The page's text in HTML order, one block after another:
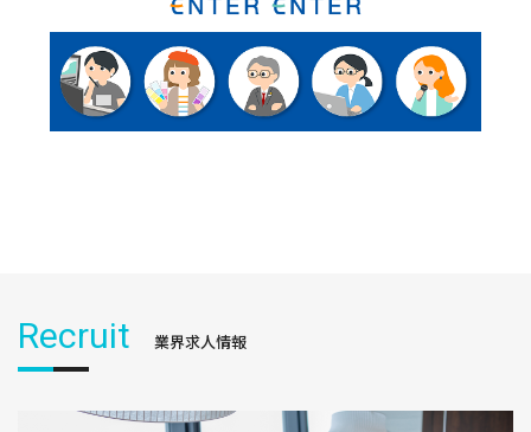
Recruit 業界求人情報